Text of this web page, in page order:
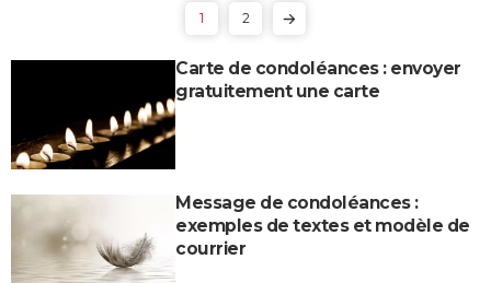
1 2
Carte de condoléances : envoyer
gratuitement une carte
Message de condoléances :
exemples de textes et modèle de
courrier